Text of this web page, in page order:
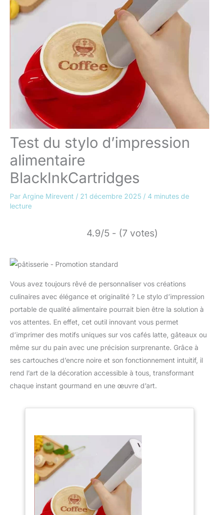
Test du stylo d’impression
alimentaire
BlackInkCartridges
Par Argine Mirevent / 21 décembre 2025 / 4 minutes de
lecture
4.9/5 - (7 votes)
Vous avez toujours rêvé de personnaliser vos créations
culinaires avec élégance et originalité ? Le stylo d’impression
portable de qualité alimentaire pourrait bien être la solution à
vos attentes. En effet, cet outil innovant vous permet
d’imprimer des motifs uniques sur vos cafés latte, gâteaux ou
même sur du pain avec une précision surprenante. Grâce à
ses cartouches d’encre noire et son fonctionnement intuitif, il
rend l’art de la décoration accessible à tous, transformant
chaque instant gourmand en une œuvre d’art.